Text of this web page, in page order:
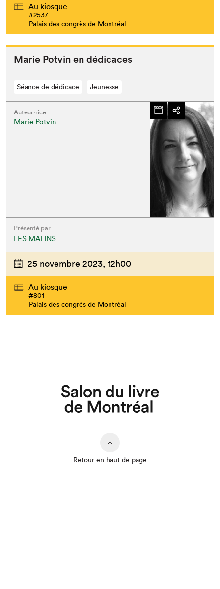
Que cherchez-vous?
Au kiosque
#2537
Palais des congrès de Montréal
Marie Potvin en dédicaces
Séance de dédicace Jeunesse
Auteur·rice
Marie Potvin
Présenté par
LES MALINS
25 novembre 2023, 12h00
Au kiosque
#801
Palais des congrès de Montréal
Retour en haut de page